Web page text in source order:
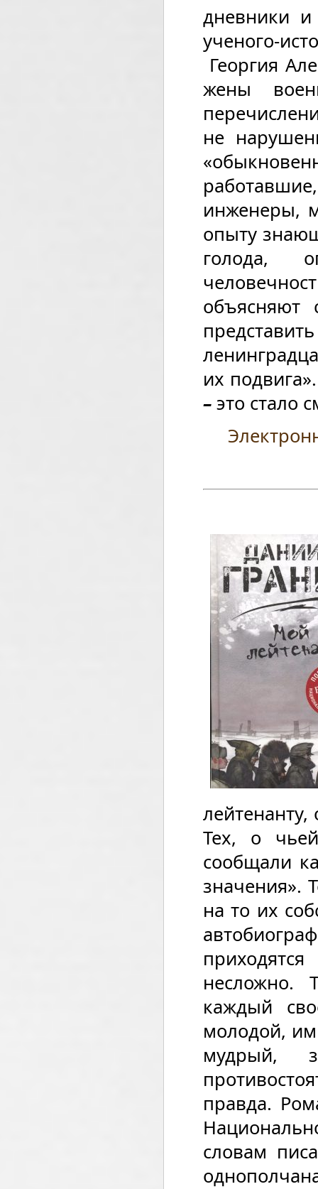
дневники и
ученого-
Георгия
жены
не
инженеры,
опыту
голода,
их
– это стало
Тех, о
сообщали
значения».
на то их
несложно.
каждый
молодой,
мудрый,
правда.
словам